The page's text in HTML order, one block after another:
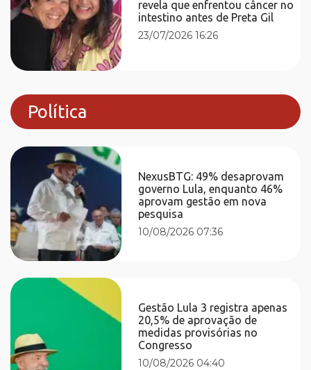
revela que enfrentou câncer no
intestino antes de Preta Gil
23/07/2026 16:26
Política
NexusBTG: 49% desaprovam
governo Lula, enquanto 46%
aprovam gestão em nova
pesquisa
10/08/2026 07:36
Gestão Lula 3 registra apenas
20,5% de aprovação de
medidas provisórias no
Congresso
10/08/2026 04:40